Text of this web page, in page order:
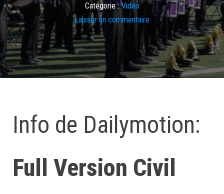
Catégorie : Video
Laisser un commentaire
Info de Dailymotion:
Full Version Civil